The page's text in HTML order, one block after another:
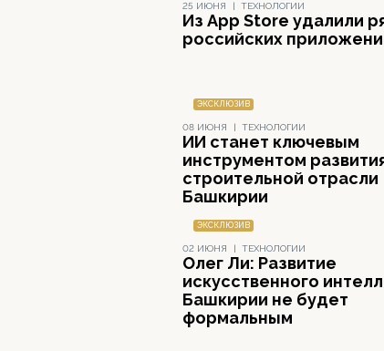
25 ИЮНЯ | ТЕХНОЛОГИИ
Из App Store удалили
российских
ЭКСКЛЮЗИВ
08 ИЮНЯ | ТЕХНОЛОГИИ
ИИ станет ключевым
инструментом
строительной отрасли
Башкирии
ЭКСКЛЮЗИВ
02 ИЮНЯ | ТЕХНОЛОГИИ
Олег Ли: Развитие
искусственного
Башкирии не будет
формальным